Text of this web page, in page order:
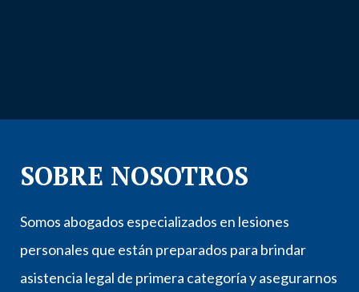
SOBRE NOSOTROS
Somos abogados especializados en lesiones
personales que están preparados para brindar
asistencia legal de primera categoría y asegurarnos